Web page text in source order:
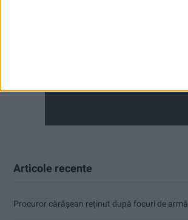
Articole recente
Procuror cărășean reținut după focuri de armă